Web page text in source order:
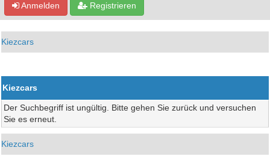
Anmelden Registrieren
Kiezcars
Kiezcars
Der Suchbegriff ist ungültig. Bitte gehen Sie zurück und versuchen
Sie es erneut.
Kiezcars